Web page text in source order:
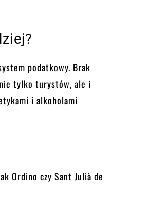
podatkowy. Brak
nie tylko turystów, ale i
i alkoholami
Ordino czy Sant Julià de